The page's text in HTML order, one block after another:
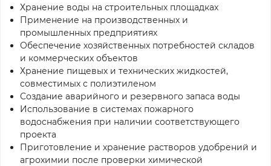
Хранение воды на строительных площадках
Применение на производственных и
промышленных предприятиях
Обеспечение хозяйственных потребностей складов
и коммерческих объектов
Хранение пищевых и технических жидкостей,
совместимых с полиэтиленом
Создание аварийного и резервного запаса воды
Использование в системах пожарного
водоснабжения при наличии соответствующего
проекта
Приготовление и хранение растворов удобрений и
агрохимии после проверки химической